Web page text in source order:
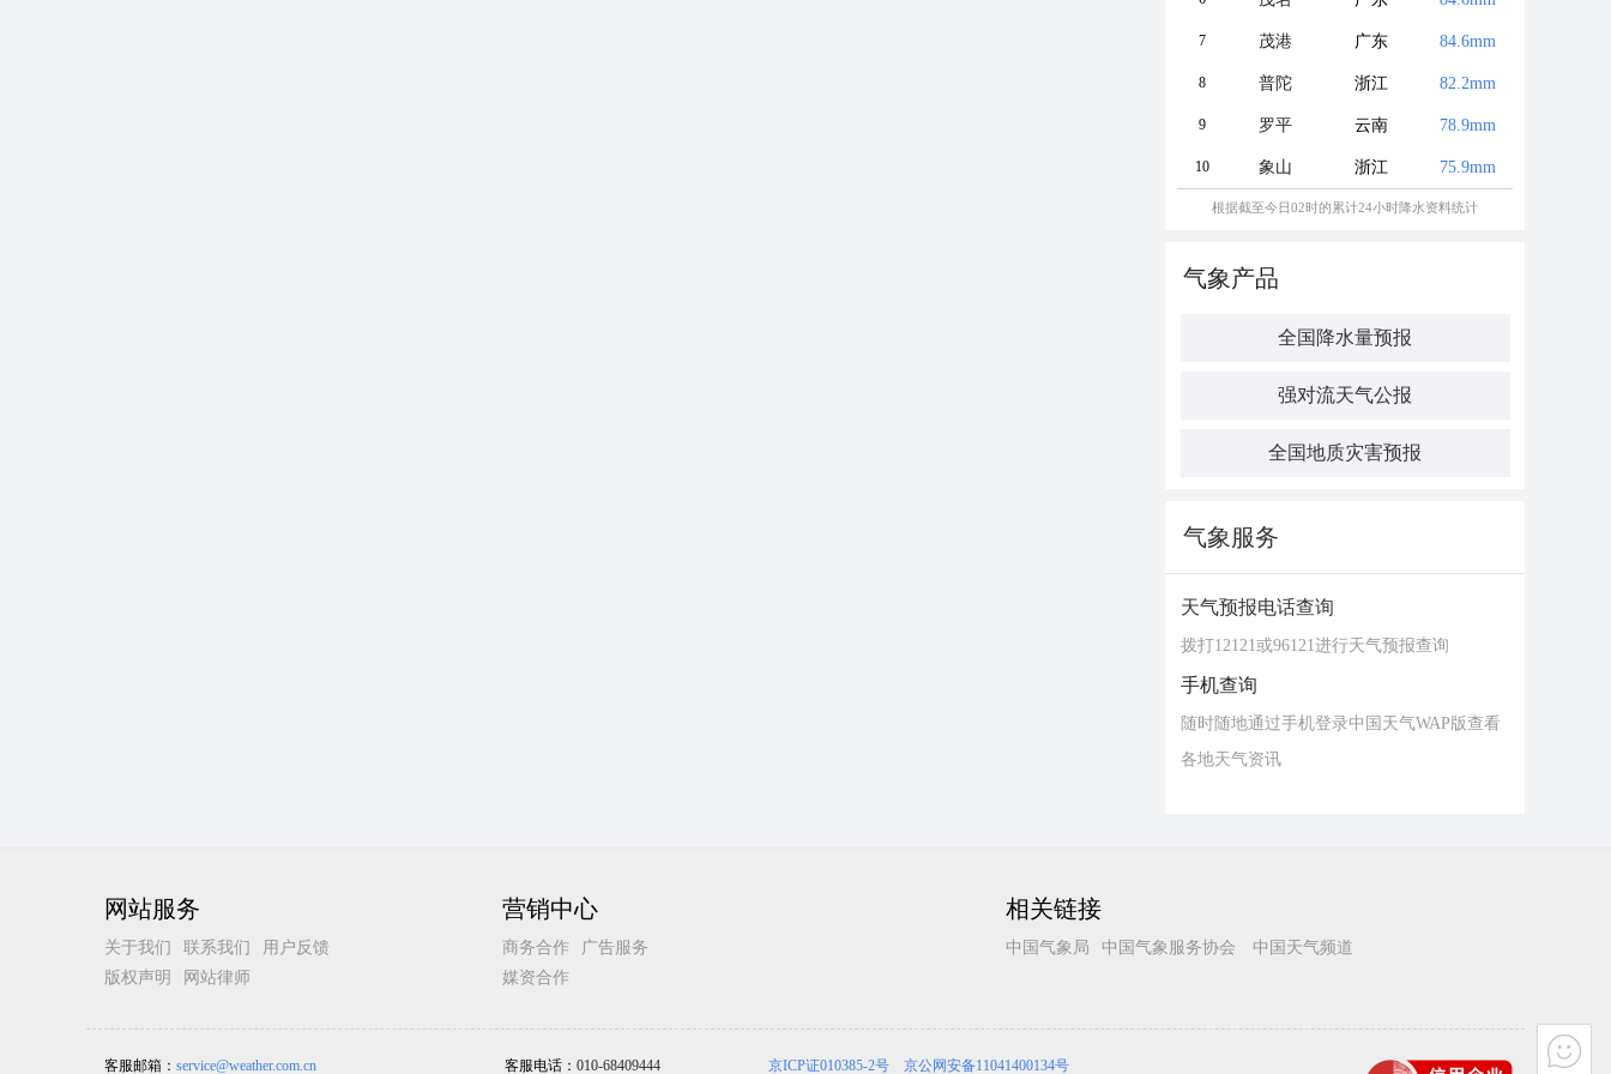
7 茂港 广东 84.6mm
8 普陀 浙江 82.2mm
9 罗平 云南 78.9mm
10 象山 浙江 75.9mm
根据截至今日02时的累计24小时降水资料统计
气象产品
全国降水量预报
强对流天气公报
全国地质灾害预报
气象服务
天气预报电话查询
拨打12121或96121进行天气预报查询
手机查询
随时随地通过手机登录中国天气WAP版查看
各地天气资讯
网站服务
关于我们 联系我们
用户反馈
版权声明
网站律师
营销中心
商务合作
广告服务
媒资合作
相关链接
中国气象局 中国气象服务协会 中国天气频道
客服邮箱： service@weather.com.cn 客服电话： 010-68409444 京ICP证010385-2号 京公网安备11041400134号